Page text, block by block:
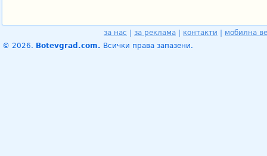
за нас за реклама контакти
мобилна
© 2026. Botevgrad.com. Всички права запазени.